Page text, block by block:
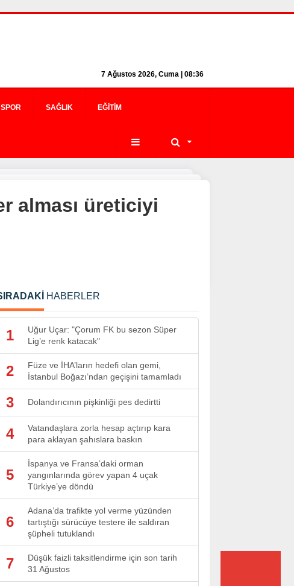
7 Ağustos 2026, Cuma | 08:36
SPOR SAĞLIK EĞITIM
alması üreticiyi
HABERLER
1
Uğur Uçar: "Çorum FK bu sezon Süper
Lig’e renk katacak"
2
Füze ve İHA’ların hedefi olan gemi,
İstanbul Boğazı’ndan geçişini tamamladı
3 Dolandırıcının pişkinliği pes dedirtti
4
Vatandaşlara zorla hesap açtırıp kara
para aklayan şahıslara baskın
5
İspanya ve Fransa’daki orman
yangınlarında görev yapan 4 uçak
Türkiye’ye döndü
6
Adana’da trafikte yol verme yüzünden
tartıştığı sürücüye testere ile saldıran
şüpheli tutuklandı
7
Düşük faizli taksitlendirme için son tarih
31 Ağustos